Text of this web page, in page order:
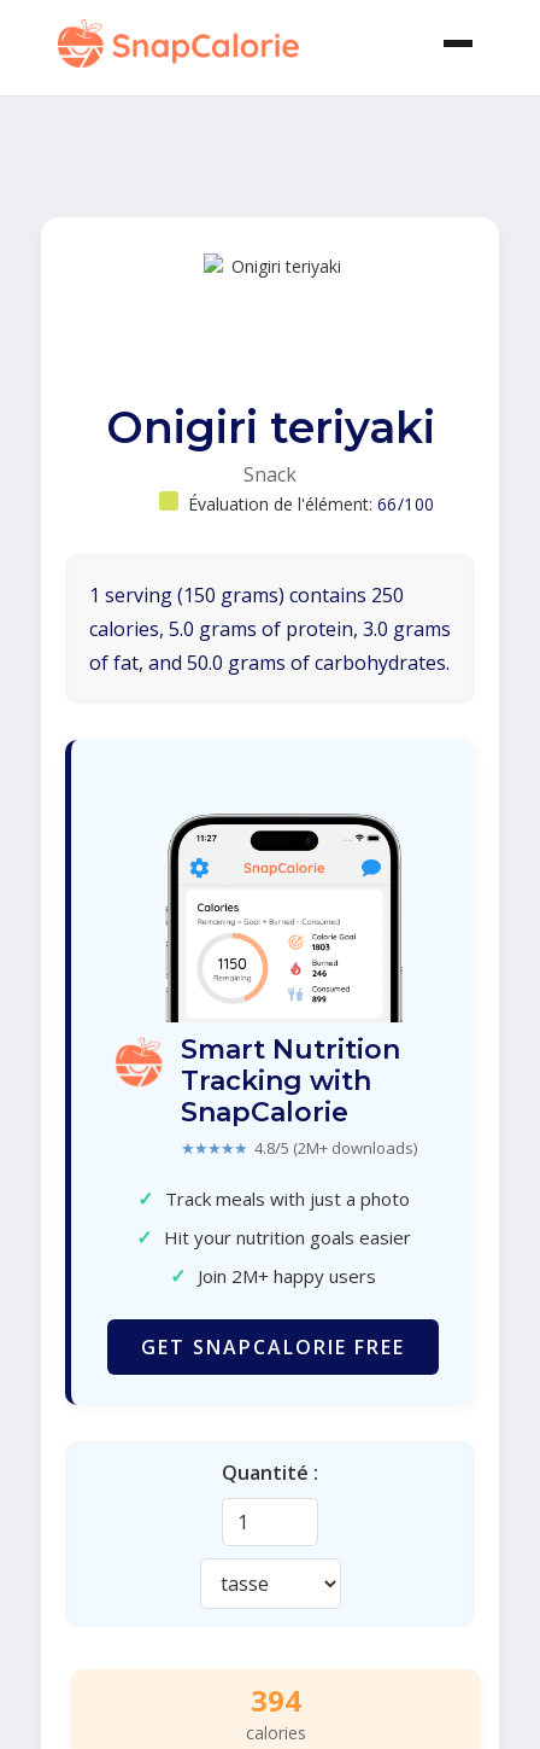
Onigiri teriyaki
Snack
Évaluation de l'élément: 66/100
1 serving (150 grams) contains 250
calories, 5.0 grams of protein, 3.0 grams
of fat, and 50.0 grams of carbohydrates.
Smart Nutrition
Tracking with
SnapCalorie
★★★★★ 4.8/5 (2M+ downloads)
✓ Track meals with just a photo
✓ Hit your nutrition goals easier
✓ Join 2M+ happy users
GET SNAPCALORIE FREE
Quantité :
394
calories